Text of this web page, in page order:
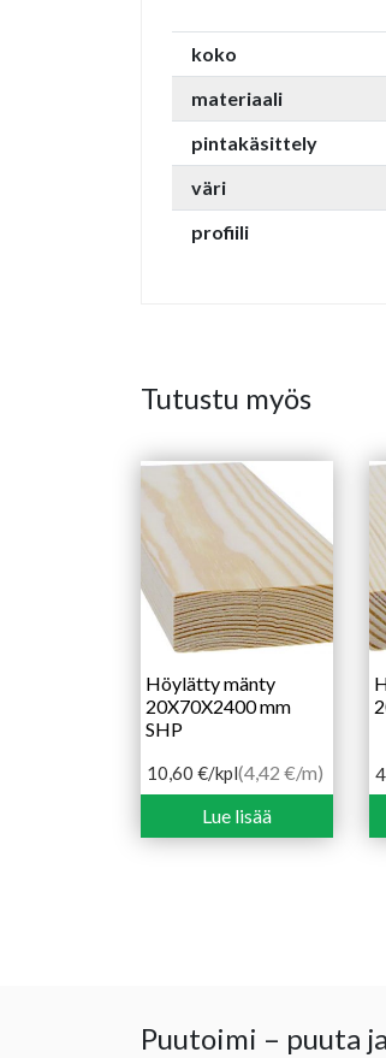
koko
materiaali
pintakäsittely
väri
profiili
Tutustu myös
Höylätty mänty
20X70X2400 mm
SHP
10,60 €/kpl(4,42 €/m)
Lue lisää
Puutoimi – puuta